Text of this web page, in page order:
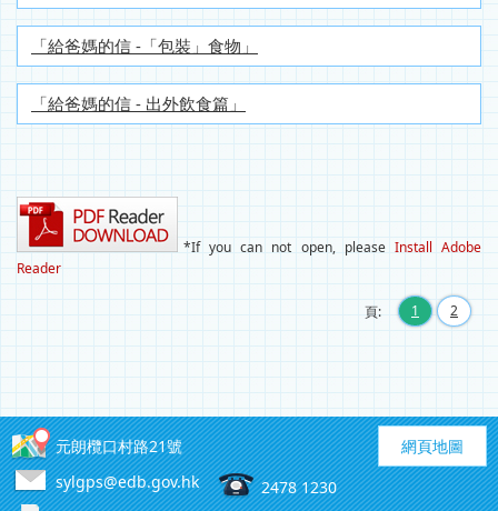
「給爸媽的信 -「包裝」食物」
「給爸媽的信 - 出外飲食篇」
*If you can not open, please Install Adobe
Reader
頁: 1 2
網頁地圖
元朗欖口村路21號
sylgps@edb.gov.hk
2478 1230